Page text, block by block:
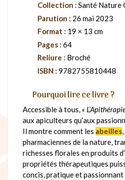
Collection : Santé Nature
Parution : 26 mai 2023
Format : 19 × 13 cm
Pages : 64
Reliure : Broché
ISBN : 9782755810448
Pourquoi lire ce livre ?
Accessible à tous, «
aux apiculteurs qu’aux
Il montre comment les abeilles
pharmaciennes de la nature,
richesses florales en produits
propriétés thérapeutiques
concis, pratique et